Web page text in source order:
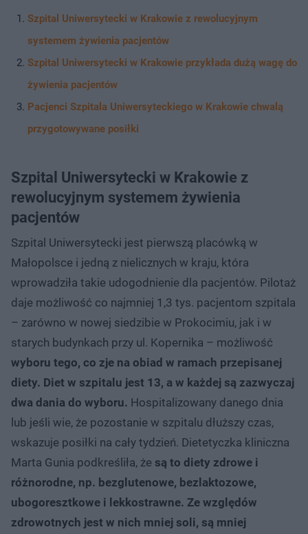
Szpital Uniwersytecki w Krakowie z rewolucyjnym
systemem żywienia pacjentów
Szpital Uniwersytecki w Krakowie przykłada dużą wagę do
żywienia pacjentów
Pacjenci Szpitala Uniwersyteckiego w Krakowie chwalą
przygotowywane posiłki
Szpital Uniwersytecki w Krakowie z
rewolucyjnym systemem żywienia
pacjentów
Szpital Uniwersytecki jest pierwszą placówką w
Małopolsce i jedną z nielicznych w kraju, która
wprowadziła takie udogodnienie dla pacjentów. Pilotaż
daje możliwość co najmniej 1,3 tys. pacjentom szpitala
– zarówno w nowej siedzibie w Prokocimiu, jak i w
starych budynkach przy ul. Kopernika – możliwość
wyboru tego, co zje na obiad w ramach przepisanej
diety. Diet w szpitalu jest 13, a w każdej są zazwyczaj
dwa dania do wyboru. Hospitalizowany danego dnia
lub jeśli wie, że pozostanie w szpitalu dłuższy czas,
wskazuje posiłki na cały tydzień. Dietetyczka kliniczna
Marta Gunia podkreśliła, że są to diety zdrowe i
różnorodne, np. bezglutenowe, bezlaktozowe,
ubogoresztkowe i lekkostrawne. Ze względów
zdrowotnych jest w nich mniej soli, są mniej